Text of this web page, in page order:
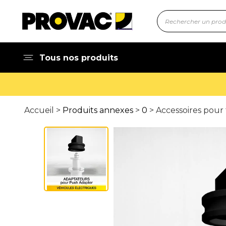
Tous nos produits
Accueil > Produits annexes > 0 > Accessoires